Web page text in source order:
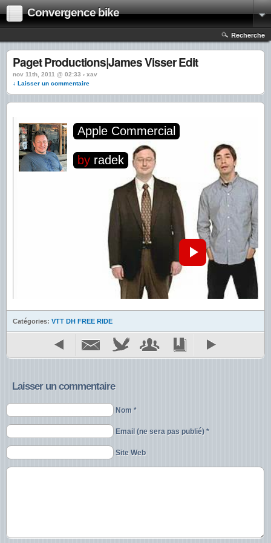
Convergence bike
Recherche
Paget Productions|James Visser Edit
nov 11th, 2011 @ 02:33 › xav
↓ Laisser un commentaire
Catégories: VTT DH FREE RIDE
Laisser un commentaire
Nom *
Email (ne sera pas publié) *
Site Web